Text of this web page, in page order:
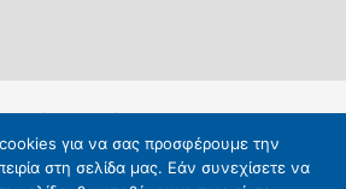
για να σας προσφέρουμε την
στη σελίδα μας. Εάν συνεχίσετε να
2026 Knowledge A.E.